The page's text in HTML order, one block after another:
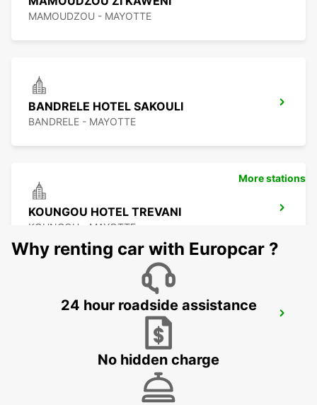
MAMOUDZOU - MAYOTTE
BANDRELE HOTEL SAKOULI
BANDRELE - MAYOTTE
KOUNGOU HOTEL TREVANI
KOUNGOU - MAYOTTE
DAR ES SALAAM AIRPORT
DAR ES SALAAM - TANZANIA
More stations
Why renting car with Europcar ?
24 hour roadside assistance
No hidden charge